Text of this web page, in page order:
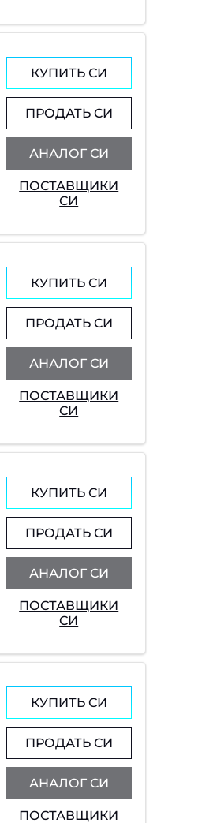
КУПИТЬ СИ
ПРОДАТЬ СИ
АНАЛОГ СИ
ПОСТАВЩИКИ
СИ
КУПИТЬ СИ
ПРОДАТЬ СИ
АНАЛОГ СИ
ПОСТАВЩИКИ
СИ
КУПИТЬ СИ
ПРОДАТЬ СИ
АНАЛОГ СИ
ПОСТАВЩИКИ
СИ
КУПИТЬ СИ
ПРОДАТЬ СИ
АНАЛОГ СИ
ПОСТАВЩИКИ